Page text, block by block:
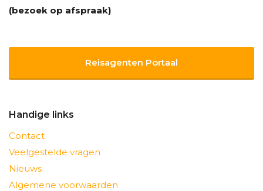
(bezoek op afspraak)
Reisagenten Portaal
Handige links
Contact
Veelgestelde vragen
Nieuws
Algemene voorwaarden